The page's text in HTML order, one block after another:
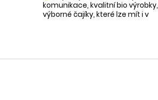
komunikace, kvalitní bio výrobky,
výborné čajíky, které lze mít i v